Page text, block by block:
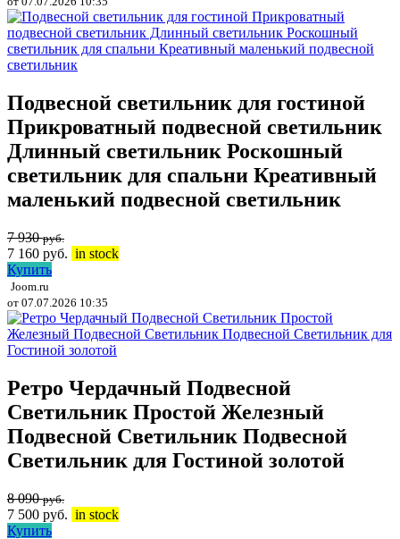
Подвесной светильник для гостиной
Прикроватный подвесной светильник
Длинный светильник Роскошный
светильник для спальни Креативный
маленький подвесной светильник
7 930руб.
7 160 руб. in stock
Купить
Joom.ru
от 07.07.2026 10:35
Ретро Чердачный Подвесной
Светильник Простой Железный
Подвесной Светильник Подвесной
Светильник для Гостиной золотой
8 090руб.
7 500 руб. in stock
Купить